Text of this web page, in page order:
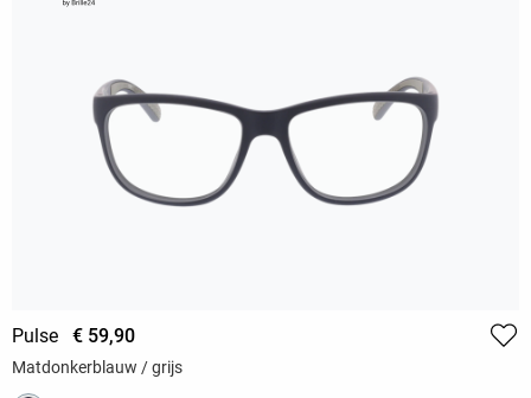
Pulse € 59,90
Matdonkerblauw / grijs